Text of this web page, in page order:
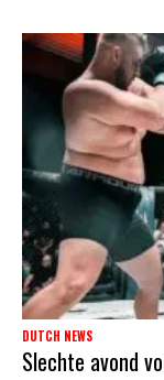
DUTCH NEWS
Slechte avond